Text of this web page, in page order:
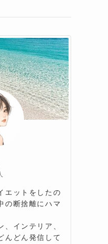
エットをしたの
の断捨離にハマ
、インテリア、
んどん発信して